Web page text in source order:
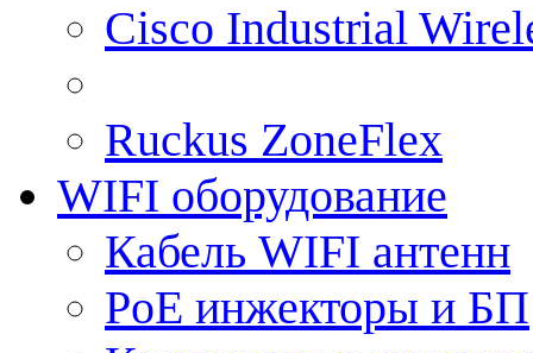
Cisco Industrial
Ruckus ZoneFlex
WIFI оборудование
Кабель WIFI антенн
PoE инжекторы и БП